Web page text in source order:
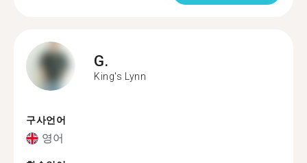
G.
King's Lynn
구사언어
영어